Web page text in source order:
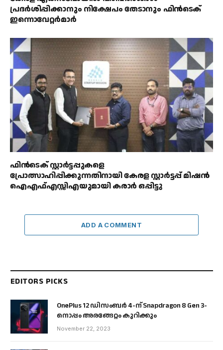
പ്രദർശിപ്പിക്കാനും നിക്ഷേപം തേടാനും ഫിൻടെക്
ഇന്നൊവേറ്റർമാർ
ഫിൻടെക് സ്റ്റാർട്ടപ്പുകളെ
പ്രോത്സാഹിപ്പിക്കുന്നതിനായി കേരള സ്റ്റാർട്ടപ്പ് മിഷൻ
ഐഎഫ്എസ്സിഎയുമായി കരാർ ഒപ്പിട്ടു
ADD A COMMENT
EDITORS PICKS
OnePlus 12 ഡിസംബർ 4-ന് Snapdragon 8 Gen 3-
നൊപ്പം അരങ്ങേറ്റം കുറിക്കും
November 22, 2023